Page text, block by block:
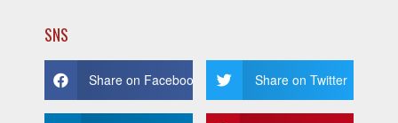
SNS
Share on Facebook Share on Twitter